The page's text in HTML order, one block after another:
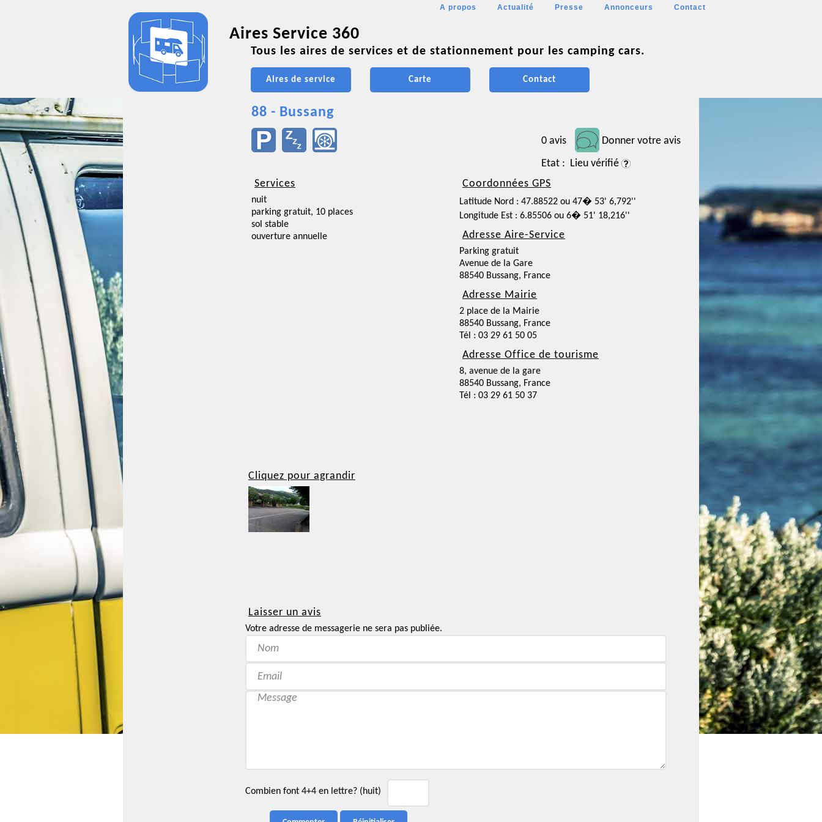
A propos Actualité Presse Annonceurs Contact
Aires Service 360
Tous les aires de services et de stationnement pour les camping cars.
Aires de service Carte Contact
88 - Bussang
0 avis
Donner votre avis
Etat : Lieu vérifié
Services
nuit
parking gratuit, 10 places
sol stable
ouverture annuelle
Coordonnées GPS
Latitude Nord : 47.88522 ou 47� 53' 6,792''
Longitude Est : 6.85506 ou 6� 51' 18,216''
Adresse Aire-Service
Parking gratuit
Avenue de la Gare
88540 Bussang, France
Adresse Mairie
2 place de la Mairie
88540 Bussang, France
Tél : 03 29 61 50 05
Adresse Office de tourisme
8, avenue de la gare
88540 Bussang, France
Tél : 03 29 61 50 37
Cliquez pour agrandir
Laisser un avis
Votre adresse de messagerie ne sera pas publiée.
Combien font 4+4 en lettre? (huit)